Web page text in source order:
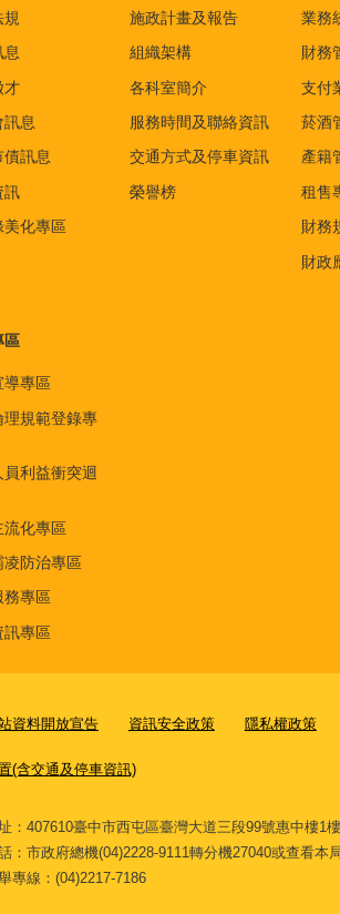
息
才
息
債訊息
訊
美化專區
施政計畫及報告
組織架構
各科室簡介
服務時間及聯絡資訊
交通方式及停車資訊
榮譽榜
業務
財務
支付
菸酒
產籍
租售
財務
財政
區
導專區
理規範登錄專
員利益衝突迴
流化專區
凌防治專區
務專區
訊專區
資料開放宣告 資訊安全政策 隱私權政策
(含交通及停車資訊)
址：407610臺中市西屯區臺灣大道三段99號
：市政府總機(04)2228-9111轉分機27040或查看本
專線：(04)2217-7186